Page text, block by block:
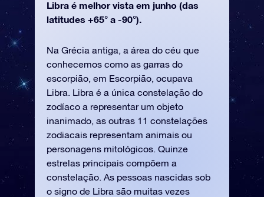
Libra é melhor vista em junho (das
latitudes +65° a -90°).
Na Grécia antiga, a área do céu que
conhecemos como as garras do
escorpião, em Escorpião, ocupava
Libra. Libra é a única constelação do
zodíaco a representar um objeto
inanimado, as outras 11 constelações
zodiacais representam animais ou
personagens mitológicos. Quinze
estrelas principais compõem a
constelação. As pessoas nascidas sob
o signo de Libra são muitas vezes